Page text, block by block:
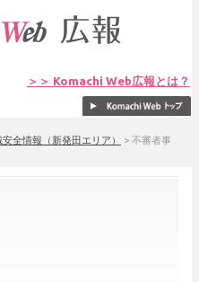
＞＞ Komachi Web広報とは？
安全情報（新発田エリア） > 不審者事